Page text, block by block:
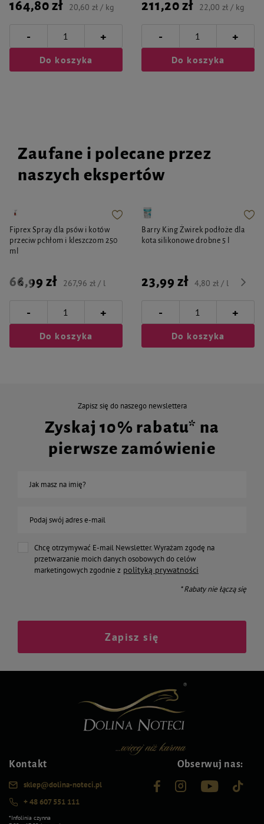
164,80 zł 20,60 zł / kg
- +
Do koszyka
211,20 zł 22,00 zł / kg
- +
Do koszyka
Zaufane i polecane przez
naszych ekspertów
Fiprex Spray dla psów i kotów
przeciw pchłom i kleszczom 250
ml
66,99 zł 267,96 zł / l
- +
Do koszyka
Barry King Żwirek podłoże dla
kota silikonowe drobne 5 l
23,99 zł 4,80 zł / l
- +
Do koszyka
Zapisz się do naszego newslettera
Zyskaj 10% rabatu* na
pierwsze zamówienie
Jak masz na imię?
Podaj swój adres e-mail
Chcę otrzymywać E-mail Newsletter. Wyrażam zgodę na
przetwarzanie moich danych osobowych do celów
marketingowych zgodnie z polityką prywatności
* Rabaty nie łączą się
Zapisz się
Kontakt
sklep@dolina-noteci.pl
+ 48 607 551 111
*Infolinia czynna
Obserwuj nas: